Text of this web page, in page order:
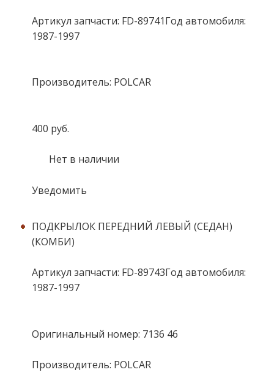
Артикул запчасти: FD-89741Год автомобиля:
1987-1997
Производитель: POLCAR
400 руб.
Нет в наличии
Уведомить
ПОДКРЫЛОК ПЕРЕДНИЙ ЛЕВЫЙ (СЕДАН)
(КОМБИ)
Артикул запчасти: FD-89743Год автомобиля:
1987-1997
Оригинальный номер: 7136 46
Производитель: POLCAR